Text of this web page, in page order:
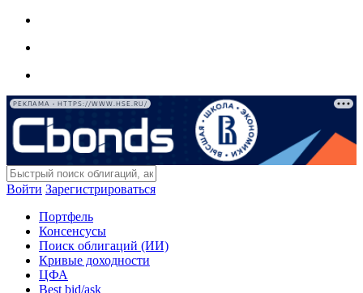
РЕКЛАМА • HTTPS://WWW.HSE.RU/
Войти Зарегистрироваться
Портфель
Консенсусы
Поиск облигаций (ИИ)
Кривые доходности
ЦФА
Best bid/ask